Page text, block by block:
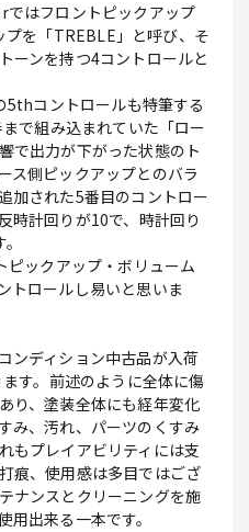
はフロントピックアップ
プを「TREBLE」と呼び、そ
ーンを持つ4コントロールと
コントロールも特筆する
で組み込まれていた「ロー
で出力が下がった状態のト
ス側ピックアップとのバラ
加された5番目のコントロー
時計回りが10で、時計回り
ックアップ・ボリューム
トロールし易いと思いま
ンディション中古品が入荷
す。前述のように全体に傷
り、塗装全体にも経年変化
み、汚れ、パーツのくすみ
もプレイアビリティには支
痕、使用感は多目ではござ
ナンスとクリーニングを施
用出来る一本です。